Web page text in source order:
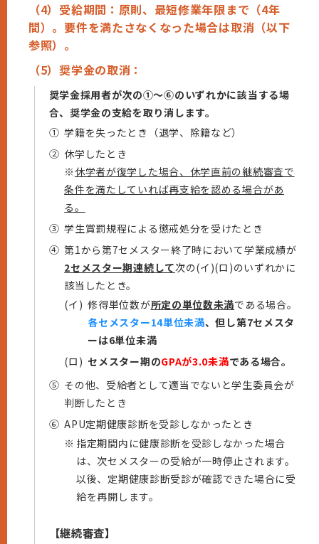
（4）受給期間：原則、最短修業年限まで（4年
間）。要件を満たさなくなった場合は取消（以下
参照）。
（5）奨学金の取消：
奨学金採用者が次の①～⑥のいずれかに該当する場
合、奨学金の支給を取り消します。
① 学籍を失ったとき（退学、除籍など）
② 休学したとき
※ 休学者が復学した場合、休学直前の継続審査で
条件を満たしていれば再支給を認める場合があ
る。
③ 学生賞罰規程による懲戒処分を受けたとき
④ 第1から第7セメスター終了時において学業成績が
2セメスター期連続して次の(イ)(ロ)のいずれかに
該当したとき。
(イ) 修得単位数が所定の単位数未満である場合。
各セメスター14単位未満、但し第7セメスタ
ーは6単位未満
(ロ) セメスター期のGPAが3.0未満である場合。
⑤ その他、受給者として適当でないと学生委員会が
判断したとき
⑥ APU定期健康診断を受診しなかったとき
※ 指定期間内に健康診断を受診しなかった場合
は、次セメスターの受給が一時停止されます。
以後、定期健康診断受診が確認できた場合に受
給を再開します。
【継続審査】